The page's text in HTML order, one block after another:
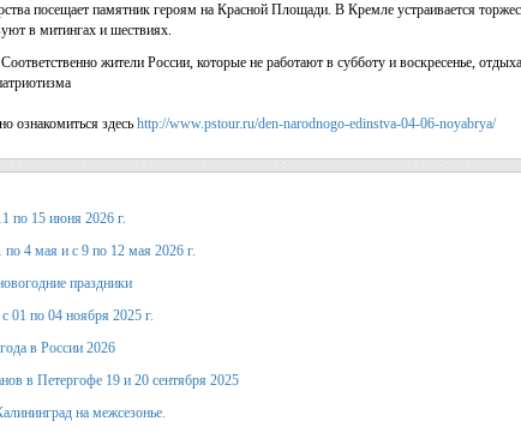
посещает памятник героям на Красной Площади. В Кремле устраивается
в митингах и шествиях.
жители России, которые не работают в субботу и воскресенье,
ознакомиться здесь http://www.pstour.ru/den-narodnogo-edinstva-04-06-noyabrya/
по 15 июня 2026 г.
4 мая и с 9 по 12 мая 2026 г.
праздники
01 по 04 ноября 2025 г.
в России 2026
в Петергофе 19 и 20 сентября 2025
на межсезонье.